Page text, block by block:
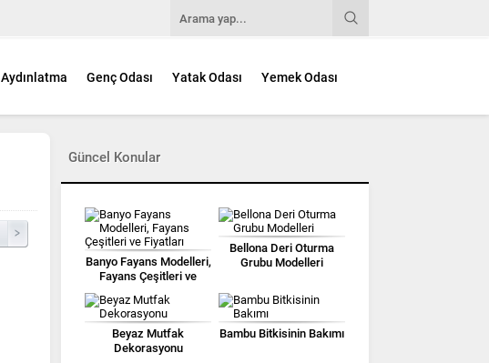
Aydınlatma Genç Odası Yatak Odası Yemek Odası
Güncel Konular
Banyo Fayans Modelleri,
Fayans Çeşitleri ve
Bellona Deri Oturma
Grubu Modelleri
Beyaz Mutfak
Dekorasyonu
Bambu Bitkisinin Bakımı